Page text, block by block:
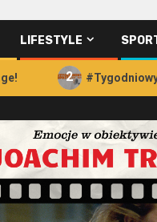
LIFESTYLE
#Tygodniowy